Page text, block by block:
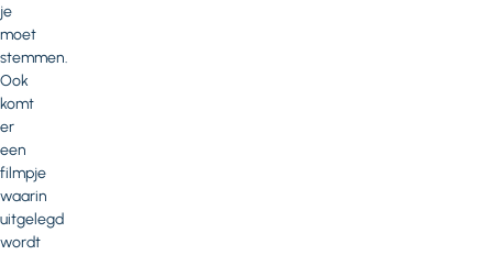
je
moet
stemmen.
Ook
komt
er
een
filmpje
waarin
uitgelegd
wordt